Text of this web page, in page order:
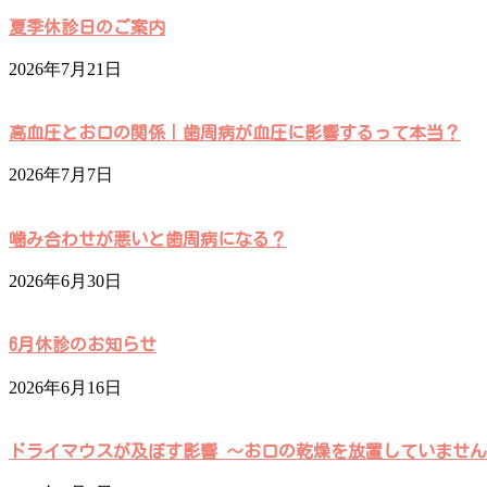
夏季休診日のご案内
2026年7月21日
高血圧とお口の関係｜歯周病が血圧に影響するって本当？
2026年7月7日
噛み合わせが悪いと歯周病になる？
2026年6月30日
6月休診のお知らせ
2026年6月16日
ドライマウスが及ぼす影響 ～お口の乾燥を放置していませ